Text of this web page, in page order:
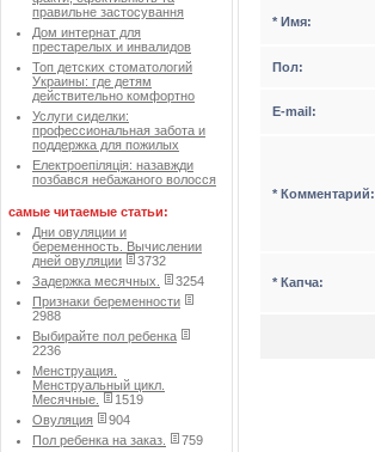
правильне застосування
Дом интернат для
престарелых и инвалидов
Топ детских стоматологий
Украины: где детям
действительно комфортно
Услуги сиделки:
профессиональная забота и
поддержка для пожилых
Електроепіляція: назавжди
позбався небажаного волосся
самые читаемые статьи:
Дни овуляции и
беременность. Вычислении
дней овуляции
3732
Задержка месячных.
3254
Признаки беременности
2988
Выбирайте пол ребенка
2236
Менструация.
Менструальный цикл.
Месячные.
1519
Овуляция
904
Пол ребенка на заказ.
759
* Имя:
Пол:
Е-mail:
* Комментарий:
* Капча: